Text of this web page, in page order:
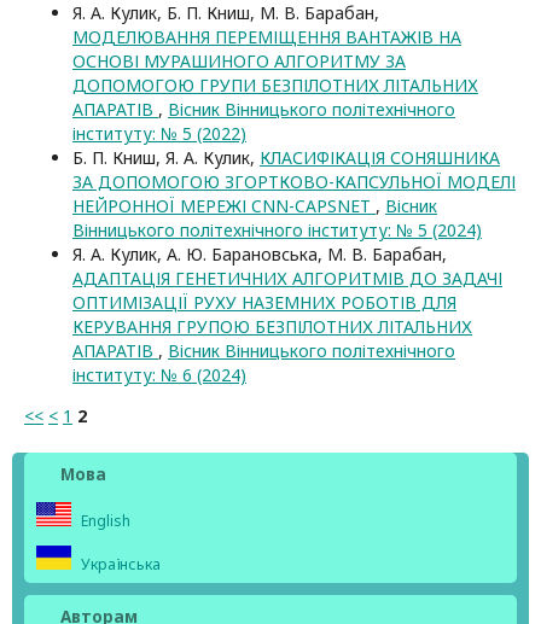
Я. А. Кулик, Б. П. Книш, М. В. Барабан,
МОДЕЛЮВАННЯ ПЕРЕМІЩЕННЯ ВАНТАЖІВ НА
ОСНОВІ МУРАШИНОГО АЛГОРИТМУ ЗА
ДОПОМОГОЮ ГРУПИ БЕЗПІЛОТНИХ ЛІТАЛЬНИХ
АПАРАТІВ , Вісник Вінницького політехнічного
інституту: № 5 (2022)
Б. П. Книш, Я. А. Кулик, КЛАСИФІКАЦІЯ СОНЯШНИКА
ЗА ДОПОМОГОЮ ЗГОРТКОВО-КАПСУЛЬНОЇ МОДЕЛІ
НЕЙРОННОЇ МЕРЕЖІ CNN-CAPSNET , Вісник
Вінницького політехнічного інституту: № 5 (2024)
Я. А. Кулик, А. Ю. Барановська, М. В. Барабан,
АДАПТАЦІЯ ГЕНЕТИЧНИХ АЛГОРИТМІВ ДО ЗАДАЧІ
ОПТИМІЗАЦІЇ РУХУ НАЗЕМНИХ РОБОТІВ ДЛЯ
КЕРУВАННЯ ГРУПОЮ БЕЗПІЛОТНИХ ЛІТАЛЬНИХ
АПАРАТІВ , Вісник Вінницького політехнічного
інституту: № 6 (2024)
<< < 1 2
Мова
English
Українська
Авторам